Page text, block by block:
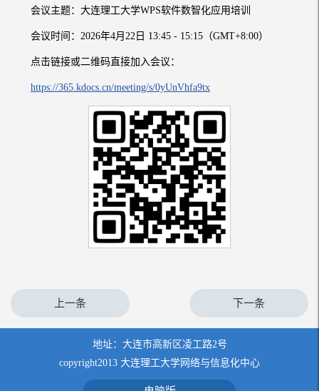
会议主题：大连理工大学WPS软件数智化应用培训
会议时间：2026年4月22日 13:45 - 15:15（GMT+8:00）
点击链接或二维码直接加入会议：
https://365.kdocs.cn/meeting/s/0yUnVhfa9tx
上一条 下一条
地址：大连市高新区凌工路2号
copyright2013 大连理工大学网络与信息化中心